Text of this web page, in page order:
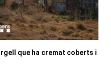
que ha cremat coberts i